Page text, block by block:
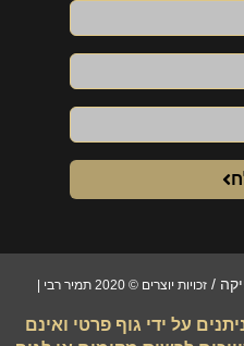
/ זכויות יוצרים © 2020 תמיר רבי |
על ידי גוף פרטי ואינם